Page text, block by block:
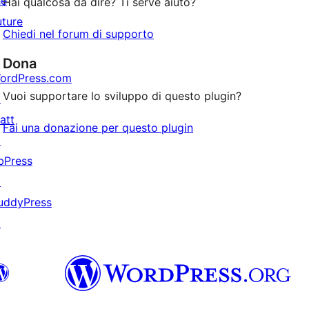
Chiedi nel forum di supporto
Dona
Vuoi supportare lo sviluppo di questo plugin?
Fai una donazione per questo plugin